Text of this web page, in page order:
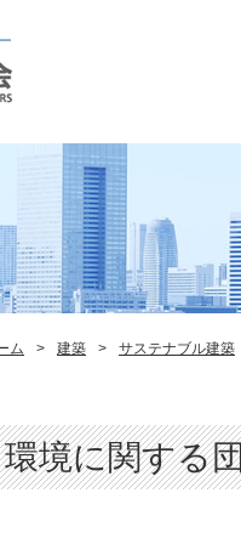
ム > 建築 > サステナブル建築
環境に関する